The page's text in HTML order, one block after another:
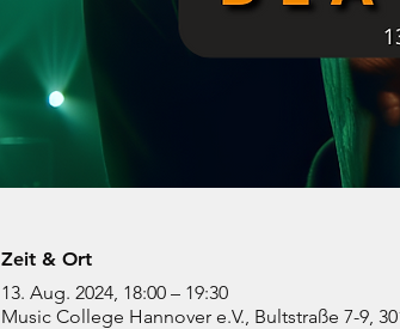
Zeit & Ort
13. Aug. 2024, 18:00 – 19:30
Music College Hannover e.V., Bultstraße 7-9,